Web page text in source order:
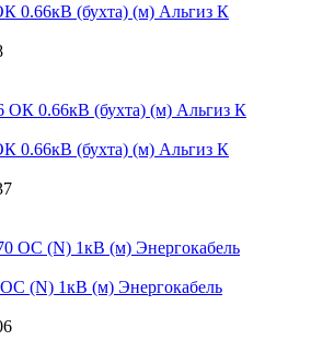
0.66кВ (бухта) (м) Альгиз К
0.66кВ (бухта) (м) Альгиз К
(N) 1кВ (м) Энергокабель